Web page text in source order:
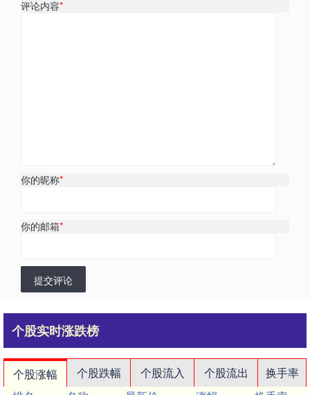
评论内容*
你的昵称*
你的邮箱*
提交评论
个股实时涨跌榜
个股涨幅 个股跌幅 个股流入 个股流出
换手率